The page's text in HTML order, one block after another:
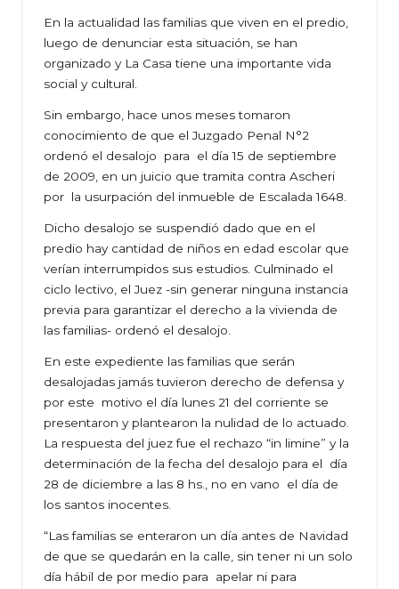
En la actualidad las familias que viven en el predio,
luego de denunciar esta situación, se han
organizado y La Casa tiene una importante vida
social y cultural.
Sin embargo, hace unos meses tomaron
conocimiento de que el Juzgado Penal N°2
ordenó el desalojo para el día 15 de septiembre
de 2009, en un juicio que tramita contra Ascheri
por la usurpación del inmueble de Escalada 1648.
Dicho desalojo se suspendió dado que en el
predio hay cantidad de niños en edad escolar que
verían interrumpidos sus estudios. Culminado el
ciclo lectivo, el Juez -sin generar ninguna instancia
previa para garantizar el derecho a la vivienda de
las familias- ordenó el desalojo.
En este expediente las familias que serán
desalojadas jamás tuvieron derecho de defensa y
por este motivo el día lunes 21 del corriente se
presentaron y plantearon la nulidad de lo actuado.
La respuesta del juez fue el rechazo “in limine” y la
determinación de la fecha del desalojo para el día
28 de diciembre a las 8 hs., no en vano el día de
los santos inocentes.
“Las familias se enteraron un día antes de Navidad
de que se quedarán en la calle, sin tener ni un solo
día hábil de por medio para apelar ni para